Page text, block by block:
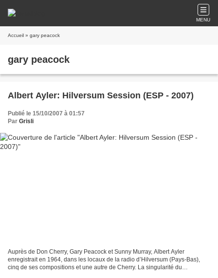
MENU
Accueil » gary peacock
gary peacock
Albert Ayler: Hilversum Session (ESP - 2007)
Publié le 15/10/2007 à 01:57
Par Grisli
Auprès de Don Cherry, Gary Peacock et Sunny Murray, Albert Ayler
enregistrait en 1964, dans les locaux de la radio d’Hilversum (Pays-Bas),
cinq de ses compositions et une autre de Cherry. La singularité du